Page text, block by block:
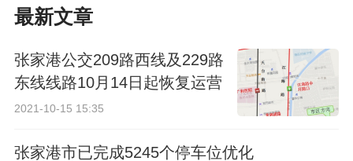
最新文章
张家港公交209路西线及229路
东线线路10月14日起恢复运营
2021-10-15 15:35
张家港市已完成5245个停车位优化